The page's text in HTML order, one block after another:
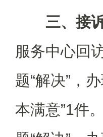
三、接
服务中心回
题“解决”，
本满意”1件